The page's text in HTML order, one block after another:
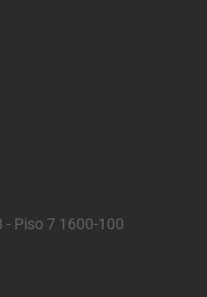
- Piso 7 1600-100